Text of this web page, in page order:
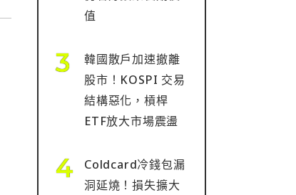
值
韓國散戶加速撤離
股市！KOSPI 交易
結構惡化，槓桿
ETF放大市場震盪
Coldcard冷錢包漏
洞延燒！損失擴大